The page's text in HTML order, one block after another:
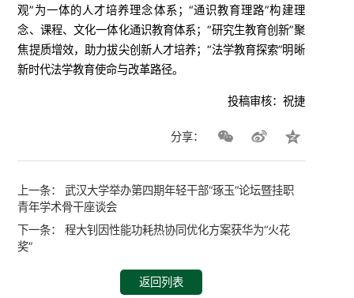
观”为一体的人才培养理念体系；“通识教育理路”构建理
念、课程、文化一体化通识教育体系；“研究生教育创新”聚
焦提质增效，助力拔尖创新人才培养；“法学教育探索”明晰
新时代法学教育使命与改革路径。
投稿审核：祝捷
分享：
上一条：武汉大学举办第四期年轻干部“琢玉”论坛暨挂职
青年学术骨干座谈会
下一条：程大钊因性能功耗热协同优化方案获华为“火花
奖”
返回列表